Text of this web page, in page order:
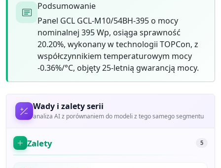
Podsumowanie
Panel GCL GCL-M10/54BH-395 o mocy
nominalnej 395 Wp, osiąga sprawność
20.20%, wykonany w technologii TOPCon, z
współczynnikiem temperaturowym mocy
-0.36%/°C, objęty 25-letnią gwarancją mocy.
Wady i zalety serii
analiza AI z porównaniem do modeli z tego samego segmentu
Zalety 5